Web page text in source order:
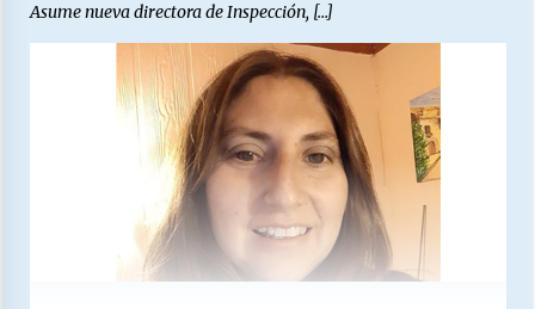
Asume nueva directora de Inspección, […]